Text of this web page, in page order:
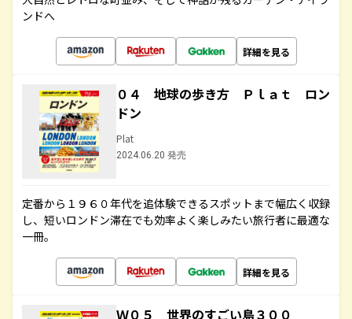
ンドへ
詳細を見る
０４ 地球の歩き方 Ｐｌａｔ ロン
ドン
Plat
2024.06.20 発売
定番から１９６０年代を追体験できるスポットまで幅広く収録
し、短いロンドン滞在でも効率よく楽しみたい旅行者に最適な
一冊。
詳細を見る
Ｗ０５ 世界のすごい島３００